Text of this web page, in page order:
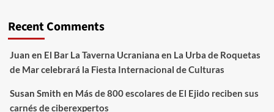
Recent Comments
Juan en El Bar La Taverna Ucraniana en La Urba de Roquetas
de Mar celebrará la Fiesta Internacional de Culturas
Susan Smith en Más de 800 escolares de El Ejido reciben sus
carnés de ciberexpertos